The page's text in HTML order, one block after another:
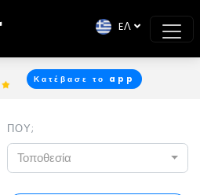
Κατέβασε το app
EΛ
ΠΟΥ;
Τοποθεσία